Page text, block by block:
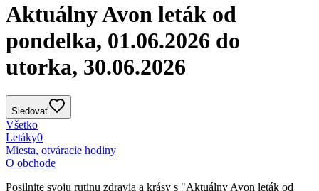
Aktuálny Avon leták od
pondelka, 01.06.2026 do
utorka, 30.06.2026
Sledovať
Všetko
Letáky0
Miesta, otváracie hodiny
O obchode
Posilnite svoju rutinu zdravia a krásy s "Aktuálny Avon leták od